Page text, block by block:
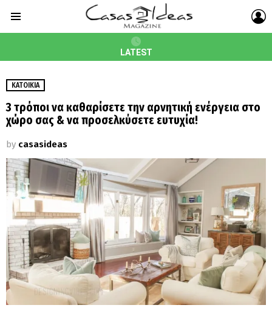
LATEST
ΚΑΤΟΙΚΊΑ
3 τρόποι να καθαρίσετε την αρνητική ενέργεια στο
χώρο σας & να προσελκύσετε ευτυχία!
by casasideas